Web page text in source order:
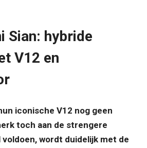
Sian: hybride
V12 en
iconische V12 nog geen
toch aan de strengere
wordt duidelijk met de